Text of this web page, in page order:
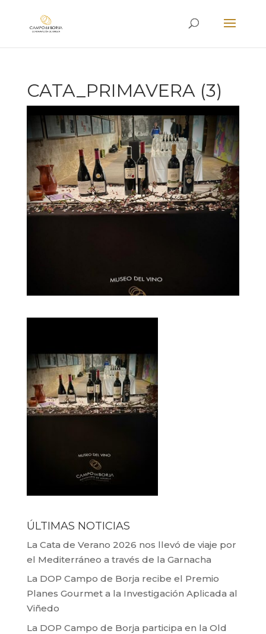
CATA_PRIMAVERA (3)
ÚLTIMAS NOTICIAS
La Cata de Verano 2026 nos llevó de viaje por
el Mediterráneo a través de la Garnacha
La DOP Campo de Borja recibe el Premio
Planes Gourmet a la Investigación Aplicada al
Viñedo
La DOP Campo de Borja participa en la Old